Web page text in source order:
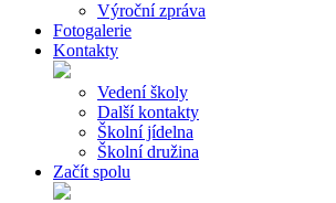
Výroční zpráva
Fotogalerie
Kontakty
Vedení školy
Další kontakty
Školní jídelna
Školní družina
Začít spolu